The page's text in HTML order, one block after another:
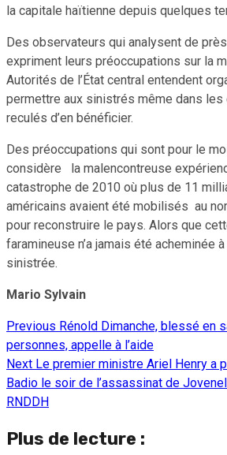
la capitale haïtienne depuis quelques
Des observateurs qui analysent de
expriment leurs préoccupations sur la
Autorités de l’État central entendent
permettre aux sinistrés même dans
reculés d’en bénéficier.
Des préoccupations qui sont pour le
considère la malencontreuse
catastrophe de 2010 où plus de 11
américains avaient été mobilisés au
pour reconstruire le pays. Alors que
faramineuse n’a jamais été acheminée
sinistrée.
Mario Sylvain
Continue
Reading
Previous Rénold Dimanche, blessé en
personnes, appelle à l’aide
Next Le premier ministre Ariel Henry a
Badio le soir de l’assassinat de
RNDDH
Plus de lecture :